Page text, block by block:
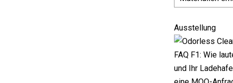
Ausstellung
FAQ F1: Wie
und Ihr